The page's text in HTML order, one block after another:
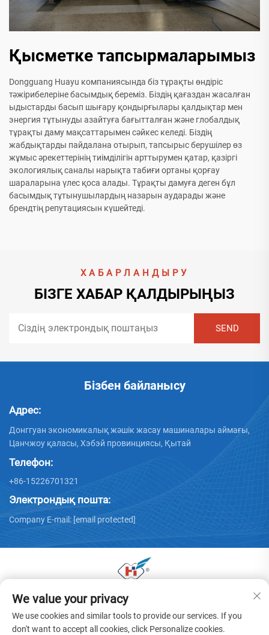
Қысметке тапсырмаларымыз
Dongguang Huayu компаниясында біз тұрақты өндіріс
тәжірибелеріне басымдық береміз. Біздің қағаздан жасалған
ыдыстарды басып шығару қондырғылары қалдықтар мен
энергия тұтынуды азайтуға бағытталған және глобалдық
тұрақты даму мақсаттарымен сәйкес келеді. Біздің
жабдықтарды пайдалана отырып, тапсырыс берушілер өз
жұмыс әрекеттерінің тиімділігін арттырумен қатар, қазіргі
экологиялық саналы нарықта табиғи ортаны қорғау
шараларына үлес қоса алады. Тұрақты дамуға деген бұл
басымдық тұтынушылардың назарын аударады және
брендтің репутациясын күшейтеді.
ХАБАРЛАНДЫРУ
БІЗГЕ ХАБАР ҚАЛДЫРЫҢЫЗ
Бізбен байланысу
Адрес:
Донггуан экономикалық жәшік жасау машиналары аймағы,
Цанчжоу қаласы, Хэбэй провинциясы, Қытай
Телефон:
+86-15226701321
Электрондық пошта:
Company E-mail: [email protected]
© 2025 Донггуан Хуая қаңылтыр машиналары
компаниясының барлық құқтары сақталған. -Жекелік
саясат
We value your privacy
We use cookies and similar tools to provide our services. If you
don't want to accept all cookies, click Personalize cookies.